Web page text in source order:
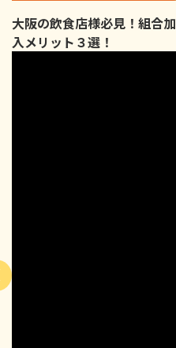
大阪の飲食店様必見！組合加
入メリット３選！